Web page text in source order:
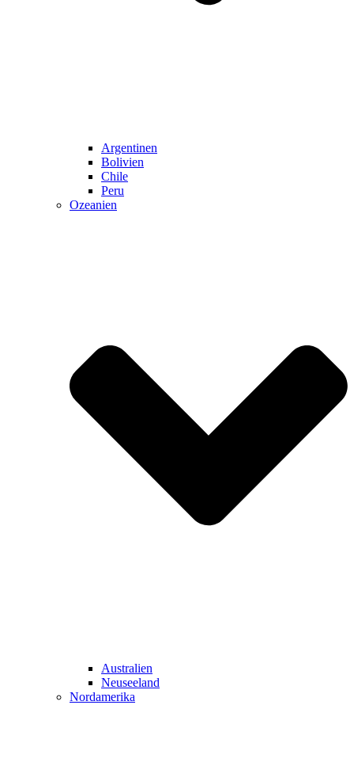
Argentinen
Bolivien
Chile
Peru
Ozeanien
Australien
Neuseeland
Nordamerika